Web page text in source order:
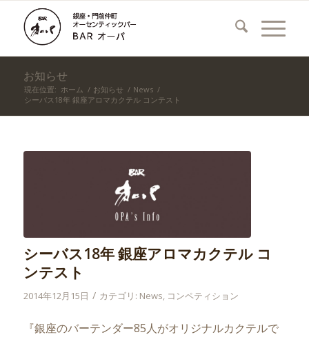
お知らせ
現在位置: ホーム / お知らせ / News /
シーバス18年 銀座アロマカクテル コンテスト
シーバス18年 銀座アロマカクテル コ
ンテスト
2014年12月15日 / カテゴリ: News, コンペティション
『銀座のバーテンダー85人がオリジナルカクテルで